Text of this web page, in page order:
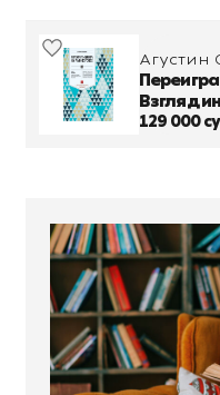
Агустин
Взгляд
129 000